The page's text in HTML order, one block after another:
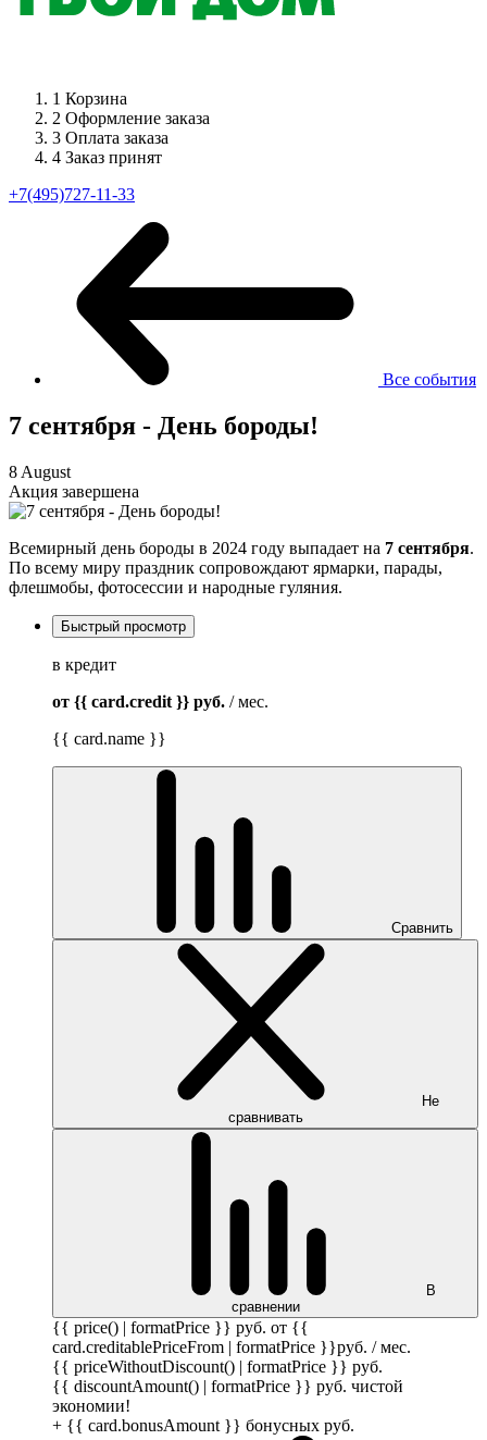
1 Корзина
2 Оформление заказа
3 Оплата заказа
4 Заказ принят
+7(495)727-11-33
Все события
7 сентября - День бороды!
8 August
Акция завершена
Всемирный день бороды в 2024 году выпадает на 7 сентября.
По всему миру праздник сопровождают ярмарки, парады,
флешмобы, фотосессии и народные гуляния.
Быстрый просмотр
в кредит
от {{ card.credit }} руб. / мес.
{{ card.name }}
Сравнить
Не
сравнивать
В
сравнении
{{ price() | formatPrice }} руб. от {{
card.creditablePriceFrom | formatPrice }}руб. / мес.
{{ priceWithoutDiscount() | formatPrice }} руб.
{{ discountAmount() | formatPrice }} руб. чистой
экономии!
+ {{ card.bonusAmount }} бонусных руб.